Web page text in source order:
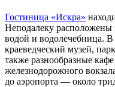
Гостиница «Искра»
Неподалеку
водой и водолечебница.
краеведческий музей,
также разнообразные
железнодорожного
до аэропорта — около